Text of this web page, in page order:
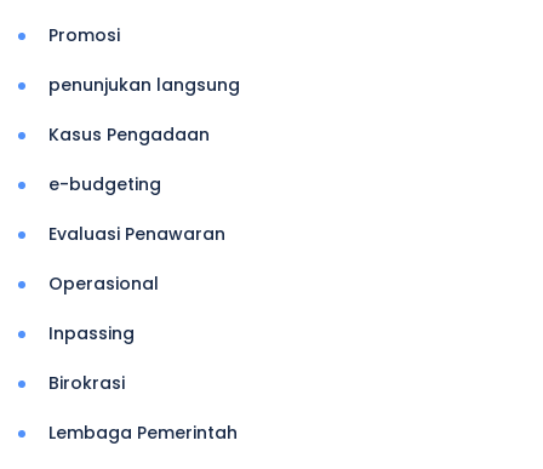
Promosi
penunjukan langsung
Kasus Pengadaan
e-budgeting
Evaluasi Penawaran
Operasional
Inpassing
Birokrasi
Lembaga Pemerintah